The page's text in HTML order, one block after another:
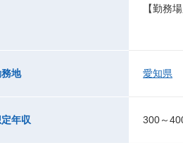
【勤
地 愛知県
年収 300～